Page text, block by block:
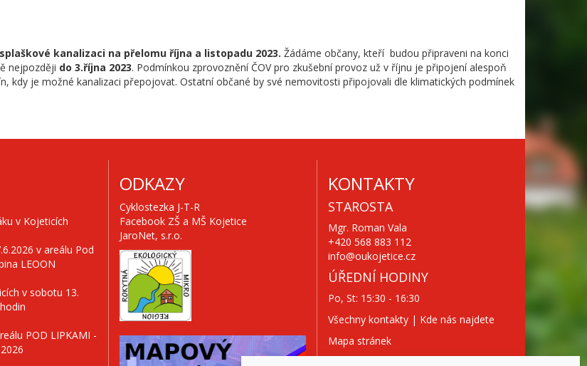
kanalizaci na přelomu října a listopadu 2023. Žádáme občany, kteří budou připraveni na konci
nejpozději do 3.října 2023. Podmínkou zprovoznění ČOV pro zkušební provoz už v říjnu je připojení alespoň
kdy je možné kanalizaci přepojovat. Ostatní občané by své nemovitosti připojovali dle klimatických podmínek
v Kojeticích
v areálu Pod
LEOON
v sobotu 13.
POD LIPKAMI -
ODKAZY
Cyklostezka J-T-R
Facebook ZŠ a MŠ Kojetice
JaroNet, s.r.o.
KONTAKTY
STAROSTA
Mgr. Roman Vala
+420 568 883 112
info@oukojetice.cz
ÚŘEDNÍ HODINY
Po, St: 15:30 - 16:30
Všechny kontakty | Kde nás najdete
Mapa stránek